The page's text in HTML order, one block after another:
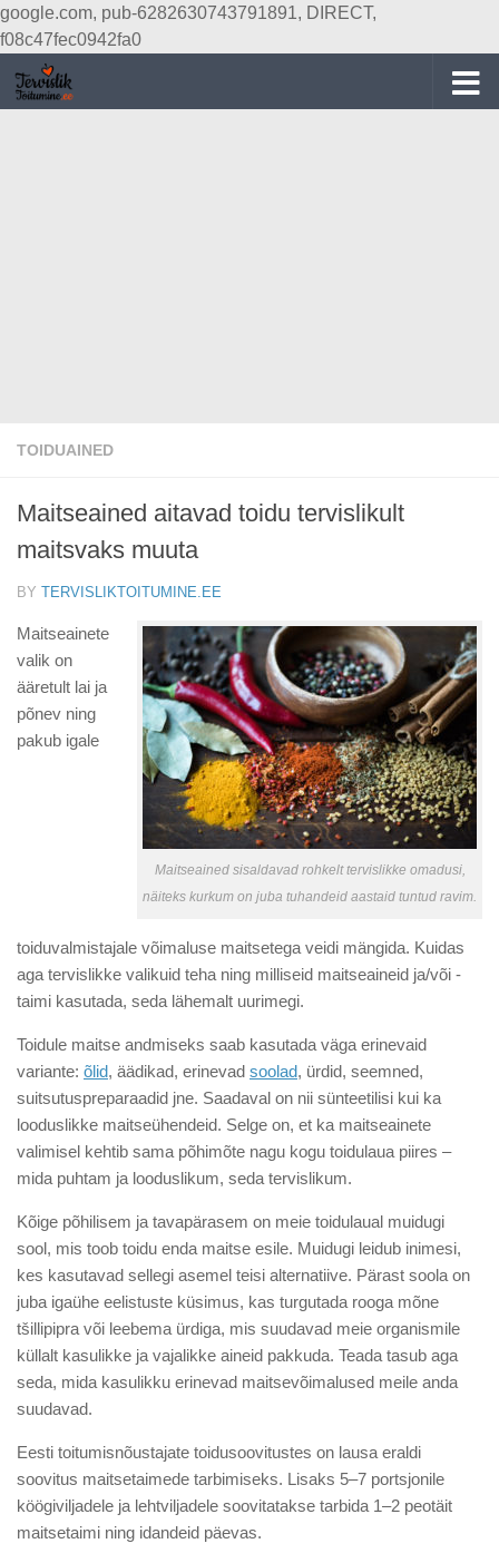
google.com, pub-6282630743791891, DIRECT,
f08c47fec0942fa0
Skip to content
TOIDUAINED
Maitseained aitavad toidu tervislikult
maitsvaks muuta
BY TERVISLIKTOITUMINE.EE
Maitseained sisaldavad rohkelt tervislikke omadusi,
näiteks kurkum on juba tuhandeid aastaid tuntud ravim.
Maitseainete
valik on
ääretult lai ja
põnev ning
pakub igale
toiduvalmistajale võimaluse maitsetega veidi mängida. Kuidas
aga tervislikke valikuid teha ning milliseid maitseaineid ja/või -
taimi kasutada, seda lähemalt uurimegi.
Toidule maitse andmiseks saab kasutada väga erinevaid
variante: õlid, äädikad, erinevad soolad, ürdid, seemned,
suitsutuspreparaadid jne. Saadaval on nii sünteetilisi kui ka
looduslikke maitseühendeid. Selge on, et ka maitseainete
valimisel kehtib sama põhimõte nagu kogu toidulaua piires –
mida puhtam ja looduslikum, seda tervislikum.
Kõige põhilisem ja tavapärasem on meie toidulaual muidugi
sool, mis toob toidu enda maitse esile. Muidugi leidub inimesi,
kes kasutavad sellegi asemel teisi alternatiive. Pärast soola on
juba igaühe eelistuste küsimus, kas turgutada rooga mõne
tšillipipra või leebema ürdiga, mis suudavad meie organismile
küllalt kasulikke ja vajalikke aineid pakkuda. Teada tasub aga
seda, mida kasulikku erinevad maitsevõimalused meile anda
suudavad.
Eesti toitumisnõustajate toidusoovitustes on lausa eraldi
soovitus maitsetaimede tarbimiseks. Lisaks 5–7 portsjonile
köögiviljadele ja lehtviljadele soovitatakse tarbida 1–2 peotäit
maitsetaimi ning idandeid päevas.